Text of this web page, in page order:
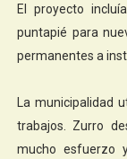
El proyecto
puntapié para
permanentes a
La municipalidad
trabajos. Zurro
mucho esfuerzo